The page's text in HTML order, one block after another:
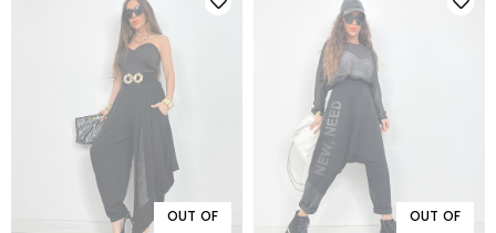
OUT OF
OUT OF